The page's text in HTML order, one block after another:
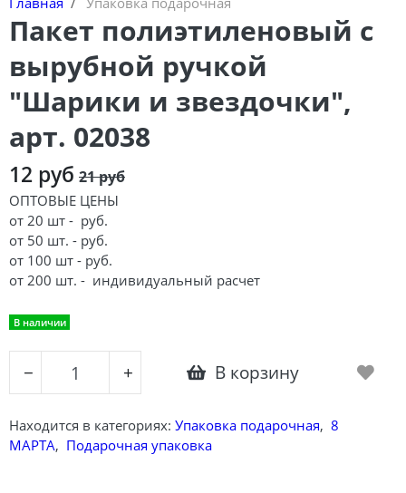
Пакет полиэтиленовый с
вырубной ручкой
"Шарики и звездочки",
арт. 02038
12 руб 21 руб
ОПТОВЫЕ ЦЕНЫ
от 20 шт - руб.
от 50 шт. - руб.
от 100 шт - руб.
от 200 шт. - индивидуальный расчет
В наличии
− + В корзину
Находится в категориях: Упаковка подарочная, 8
МАРТА, Подарочная упаковка